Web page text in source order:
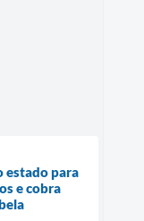
estado para
e cobra